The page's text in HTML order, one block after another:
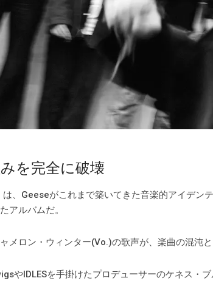
を完全に破壊
は、Geeseがこれまで築いてきた音楽的アイデン
アルバムだ。
メロン・ウィンター(Vo.)の歌声が、楽曲の混沌
やIDLESを手掛けたプロデューサーのケネス・